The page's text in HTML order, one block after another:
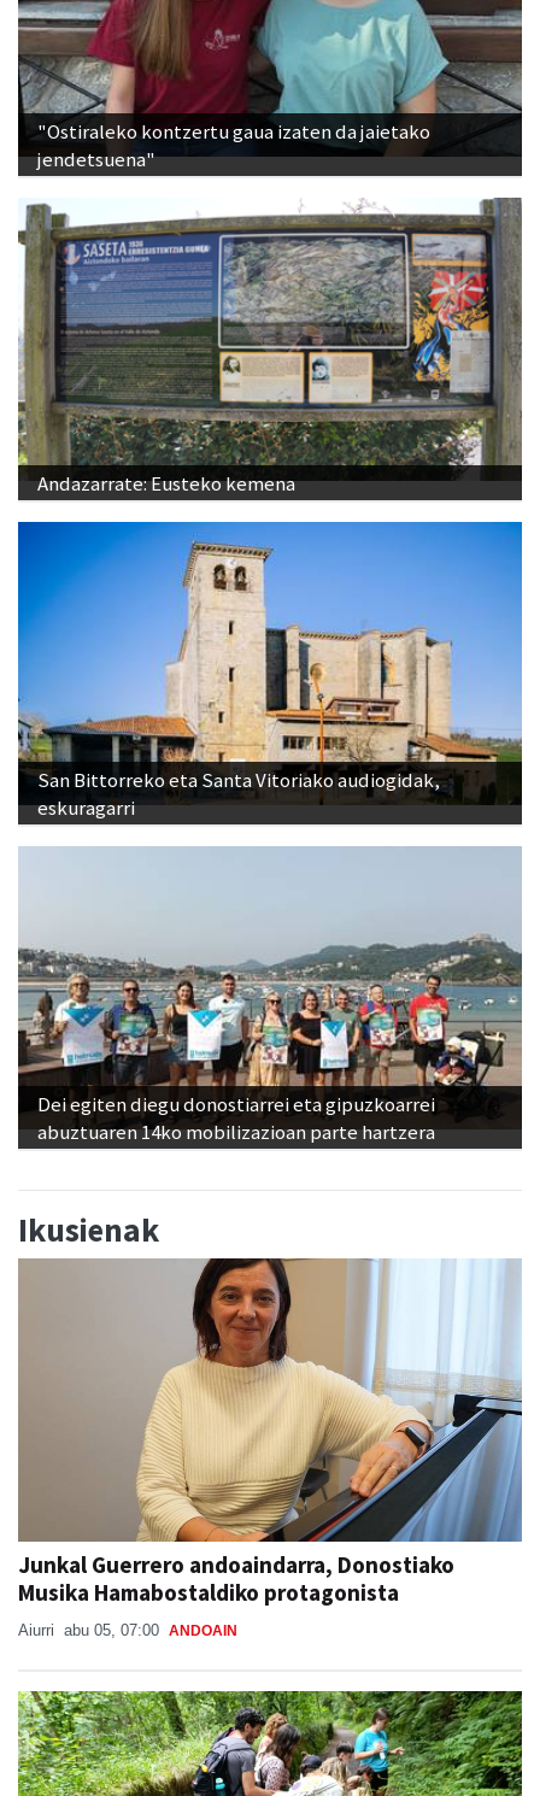
"Ostiraleko kontzertu gaua izaten da jaietako
jendetsuena"
Andazarrate: Eusteko kemena
San Bittorreko eta Santa Vitoriako audiogidak,
eskuragarri
Dei egiten diegu donostiarrei eta gipuzkoarrei
abuztuaren 14ko mobilizazioan parte hartzera
Ikusienak
Junkal Guerrero andoaindarra, Donostiako
Musika Hamabostaldiko protagonista
Aiurri abu 05, 07:00 ANDOAIN